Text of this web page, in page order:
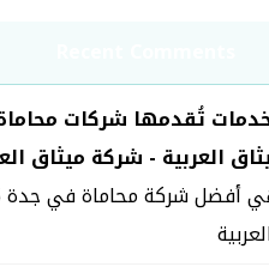
10 خدمات تُقدمها شركات
العربية - شركة ميثاق